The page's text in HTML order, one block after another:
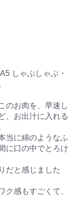
しゃぶしゃぶ・
のお肉を、早速し
、お出汁に入れる
当に綿のようなふ
に口の中でとろけ
だと感じました
ク感もすごくて、